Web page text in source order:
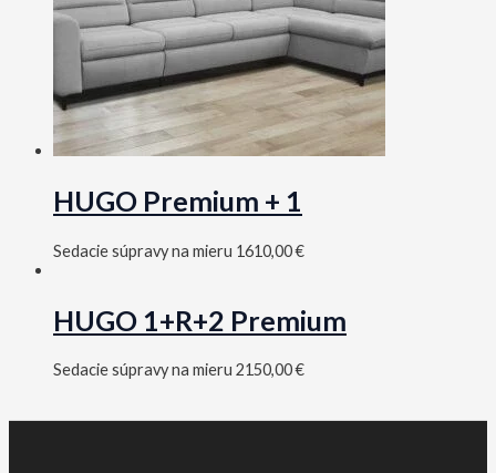
HUGO Premium + 1
Sedacie súpravy na mieru 1610,00€
HUGO 1+R+2 Premium
Sedacie súpravy na mieru 2150,00€